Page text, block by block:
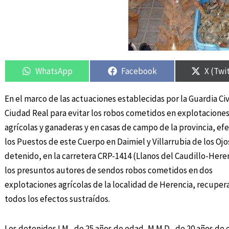
en
WhatsApp
Compartir
en
Facebook
en
X
En el marco de las actuaciones establecidas por la Guardia
Ciudad Real para evitar los robos cometidos en explotaciones
agrícolas y ganaderas y en casas de campo de la provincia,
los Puestos de este Cuerpo en Daimiel y Villarrubia de los
detenido, en la carretera CRP-1414 (Llanos del Caudillo-
los presuntos autores de sendos robos cometidos en dos
explotaciones agrícolas de la localidad de Herencia,
todos los efectos sustraídos.
en
Compartir
en en